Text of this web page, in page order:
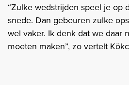
“Zulke wedstrijden speel je op
snede. Dan gebeuren zulke
wel vaker. Ik denk dat we daar
moeten maken”, zo vertelt